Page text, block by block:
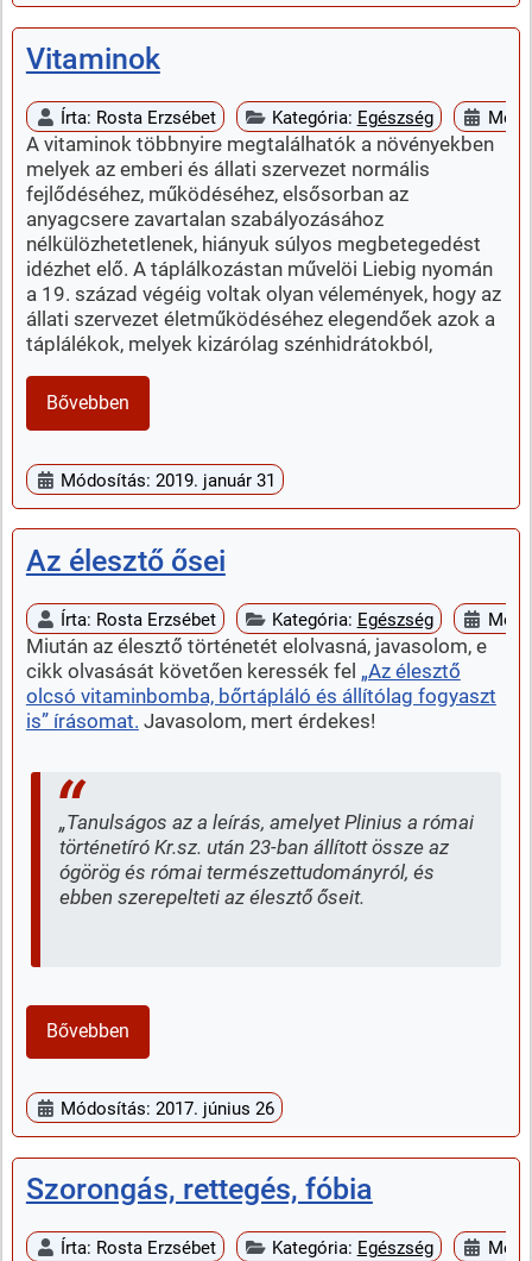
Vitaminok
Írta: Rosta Erzsébet Kategória: Egészség
A vitaminok többnyire megtalálhatók a növényekben
melyek az emberi és állati szervezet normális
fejlődéséhez, működéséhez, elsősorban az
anyagcsere zavartalan szabályozásához
nélkülözhetetlenek, hiányuk súlyos megbetegedést
idézhet elő. A táplálkozástan művelöi Liebig nyomán
a 19. század végéig voltak olyan vélemények, hogy az
állati szervezet életműködéséhez elegendőek azok a
táplálékok, melyek kizárólag szénhidrátokból,
Bővebben
Módosítás: 2019. január 31
Az élesztő ősei
Írta: Rosta Erzsébet Kategória: Egészség
Miután az élesztő történetét elolvasná, javasolom, e
cikk olvasását követően keressék fel „Az élesztő
olcsó vitaminbomba, bőrtápláló és állítólag fogyaszt
is” írásomat. Javasolom, mert érdekes!
„Tanulságos az a leírás, amelyet Plinius a római
történetíró Kr.sz. után 23-ban állított össze az
ógörög és római természettudományról, és
ebben szerepelteti az élesztő őseit.
Bővebben
Módosítás: 2017. június 26
Szorongás, rettegés, fóbia
Írta: Rosta Erzsébet Kategória: Egészség